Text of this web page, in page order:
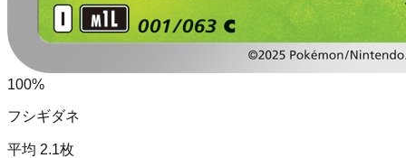
100%
フシギダネ
平均 2.1枚